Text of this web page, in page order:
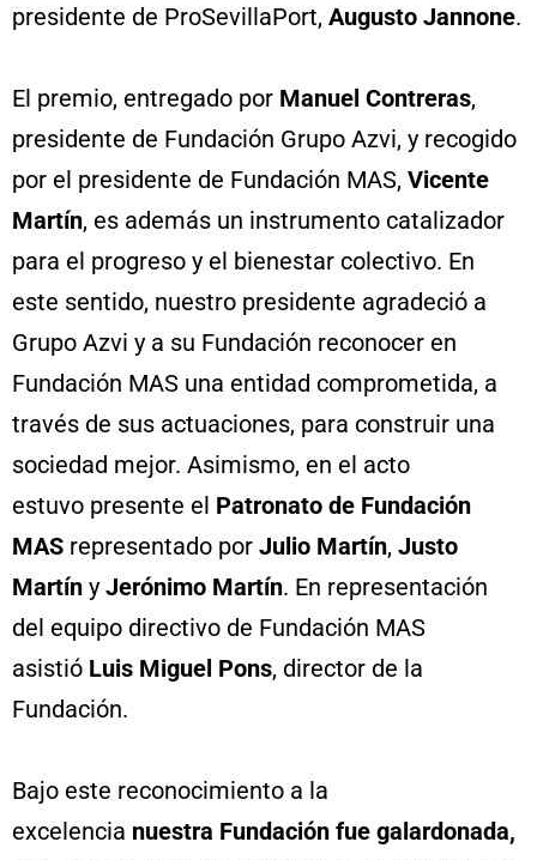
presidente de ProSevillaPort, Augusto Jannone.
El premio, entregado por Manuel Contreras,
presidente de Fundación Grupo Azvi, y recogido
por el presidente de Fundación MAS, Vicente
Martín, es además un instrumento catalizador
para el progreso y el bienestar colectivo. En
este sentido, nuestro presidente agradeció a
Grupo Azvi y a su Fundación reconocer en
Fundación MAS una entidad comprometida, a
través de sus actuaciones, para construir una
sociedad mejor. Asimismo, en el acto
estuvo presente el Patronato de Fundación
MAS representado por Julio Martín, Justo
Martín y Jerónimo Martín. En representación
del equipo directivo de Fundación MAS
asistió Luis Miguel Pons, director de la
Fundación.
Bajo este reconocimiento a la
excelencia nuestra Fundación fue galardonada,